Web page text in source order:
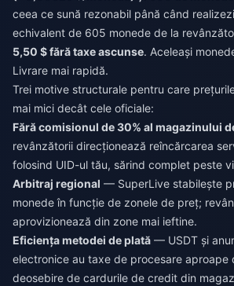
ceea ce sună rezonabil până când
echivalent de 605 monede de la
5,50 $ fără taxe ascunse. Aceleași
Livrare mai rapidă.
Trei motive structurale pentru care
mai mici decât cele oficiale:
Fără comisionul de 30% al magazinului
revânzătorii direcționează reîncărcarea
folosind UID-ul tău, sărind complet peste
Arbitraj regional — SuperLive stabilește
monede în funcție de zonele de preț;
aprovizionează din zone mai ieftine.
Eficiența metodei de plată — USDT și
electronice au taxe de procesare aproape
deosebire de cardurile de credit din